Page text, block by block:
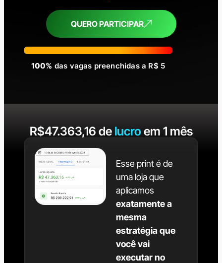
QUERO PARTICIPAR
100% das vagas preenchidas a R$ 5
R$47.363,16 de lucroem 1 mês
Esse print é de
uma loja que
aplicamos
exatamente a
mesma
estratégia que
você vai
executar no